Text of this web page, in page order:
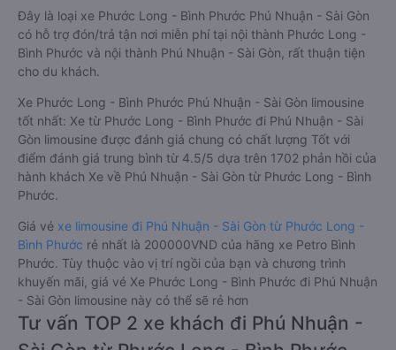
Đây là loại xe Phước Long - Bình Phước Phú Nhuận - Sài Gòn
có hỗ trợ đón/trả tận nơi miễn phí tại nội thành Phước Long -
Bình Phước và nội thành Phú Nhuận - Sài Gòn, rất thuận tiện
cho du khách.
Xe Phước Long - Bình Phước Phú Nhuận - Sài Gòn limousine
tốt nhất: Xe từ Phước Long - Bình Phước đi Phú Nhuận - Sài
Gòn limousine được đánh giá chung có chất lượng Tốt với
điểm đánh giá trung bình từ 4.5/5 dựa trên 1702 phản hồi của
hành khách Xe về Phú Nhuận - Sài Gòn từ Phước Long - Bình
Phước.
Giá vé xe limousine đi Phú Nhuận - Sài Gòn từ Phước Long -
Bình Phước rẻ nhất là 200000VND của hãng xe Petro Bình
Phước. Tùy thuộc vào vị trí ngồi của bạn và chương trình
khuyến mãi, giá vé Xe Phước Long - Bình Phước đi Phú Nhuận
- Sài Gòn limousine này có thể sẽ rẻ hơn
Tư vấn TOP 2 xe khách đi Phú Nhuận -